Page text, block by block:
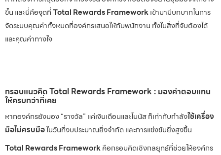
ขึ้น และนี่คือจุดที่Total Rewards Frameworkเข้ามามีบทบาทในการ
จัดระบบคุณค่าทั้งหมดที่องค์กรเสนอให้กับพนักงาน ทั้งในสิ่งที่จับต้องได้
และคุณค่าทางใจ
กรอบแนวคิด Total Rewards Framework : มองค่าตอบแทน
ให้ครบกว่าที่เคย
หากองค์กรยังมอง “รางวัล” แค่เงินเดือนและโบนัส ก็เท่ากับกำลังใช้เครื่อง
มือไม่ครบมือในวันที่งบประมาณยิ่งจำกัด และการแข่งขันยิ่งสูงขึ้น
Total Rewards Frameworkคือกรอบคิดเชิงกลยุทธ์ที่ช่วยให้องค์กร